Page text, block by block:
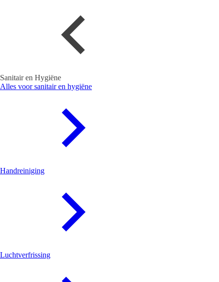
Sanitair en Hygiëne
Alles voor sanitair en hygiëne
Handreiniging
Luchtverfrissing